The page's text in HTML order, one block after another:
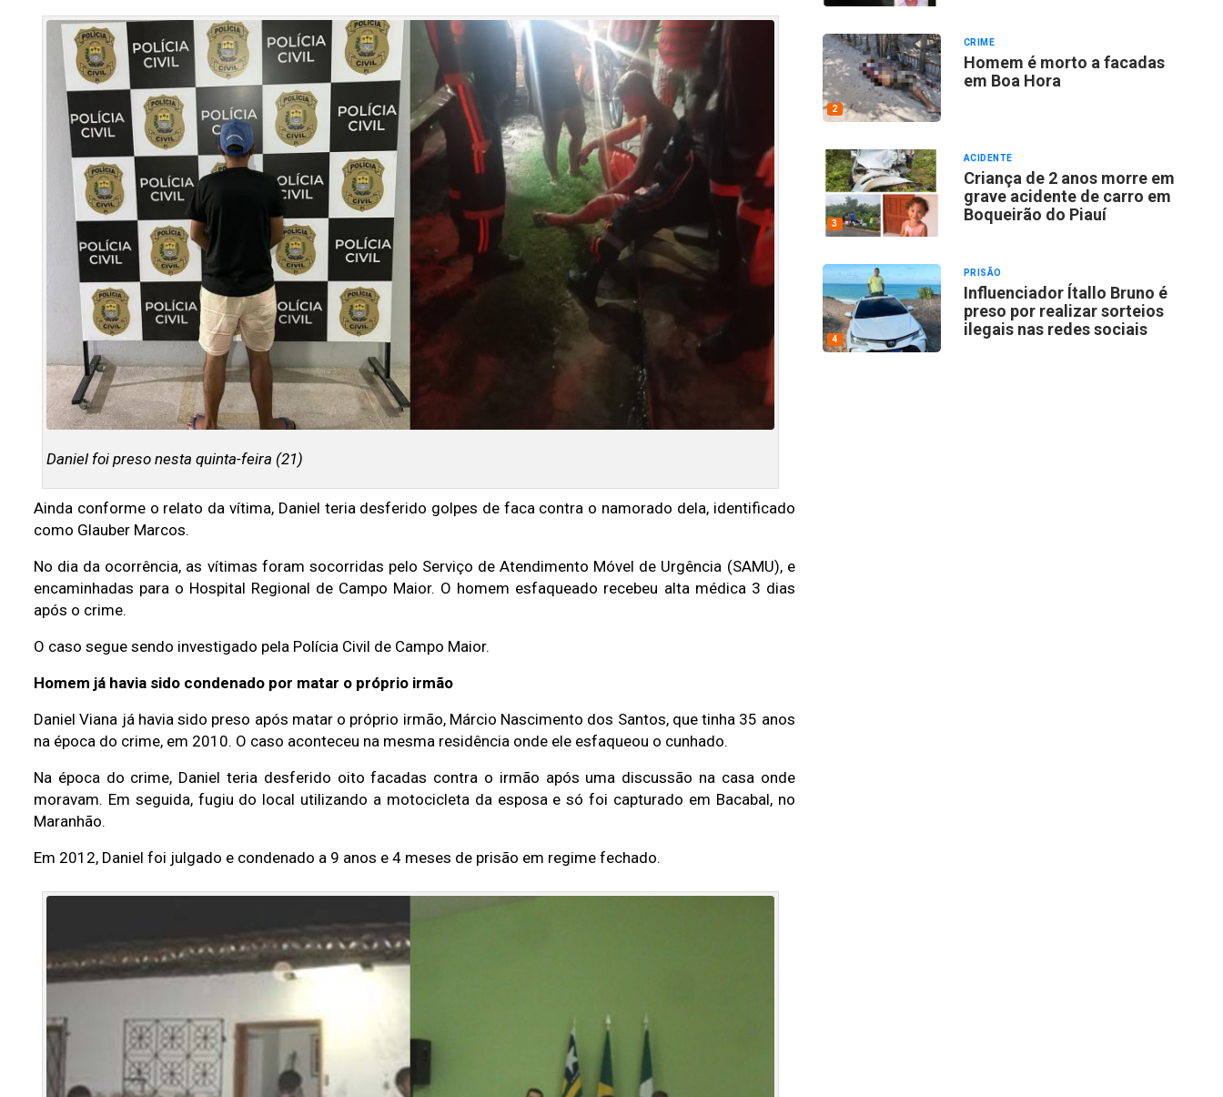
Daniel foi preso nesta quinta-feira (21)
Ainda conforme o relato da vítima, Daniel teria desferido golpes de faca contra o namorado dela, identificado
como Glauber Marcos.
No dia da ocorrência, as vítimas foram socorridas pelo Serviço de Atendimento Móvel de Urgência (SAMU), e
encaminhadas para o Hospital Regional de Campo Maior. O homem esfaqueado recebeu alta médica 3 dias
após o crime.
O caso segue sendo investigado pela Polícia Civil de Campo Maior.
Homem já havia sido condenado por matar o próprio irmão
Daniel Viana já havia sido preso após matar o próprio irmão, Márcio Nascimento dos Santos, que tinha 35 anos
na época do crime, em 2010. O caso aconteceu na mesma residência onde ele esfaqueou o cunhado.
Na época do crime, Daniel teria desferido oito facadas contra o irmão após uma discussão na casa onde
moravam. Em seguida, fugiu do local utilizando a motocicleta da esposa e só foi capturado em Bacabal, no
Maranhão.
Em 2012, Daniel foi julgado e condenado a 9 anos e 4 meses de prisão em regime fechado.
2
CRIME
Homem é morto a facadas
em Boa Hora
3
ACIDENTE
Criança de 2 anos morre em
grave acidente de carro em
Boqueirão do Piauí
4
PRISÃO
Influenciador Ítallo Bruno é
preso por realizar sorteios
ilegais nas redes sociais